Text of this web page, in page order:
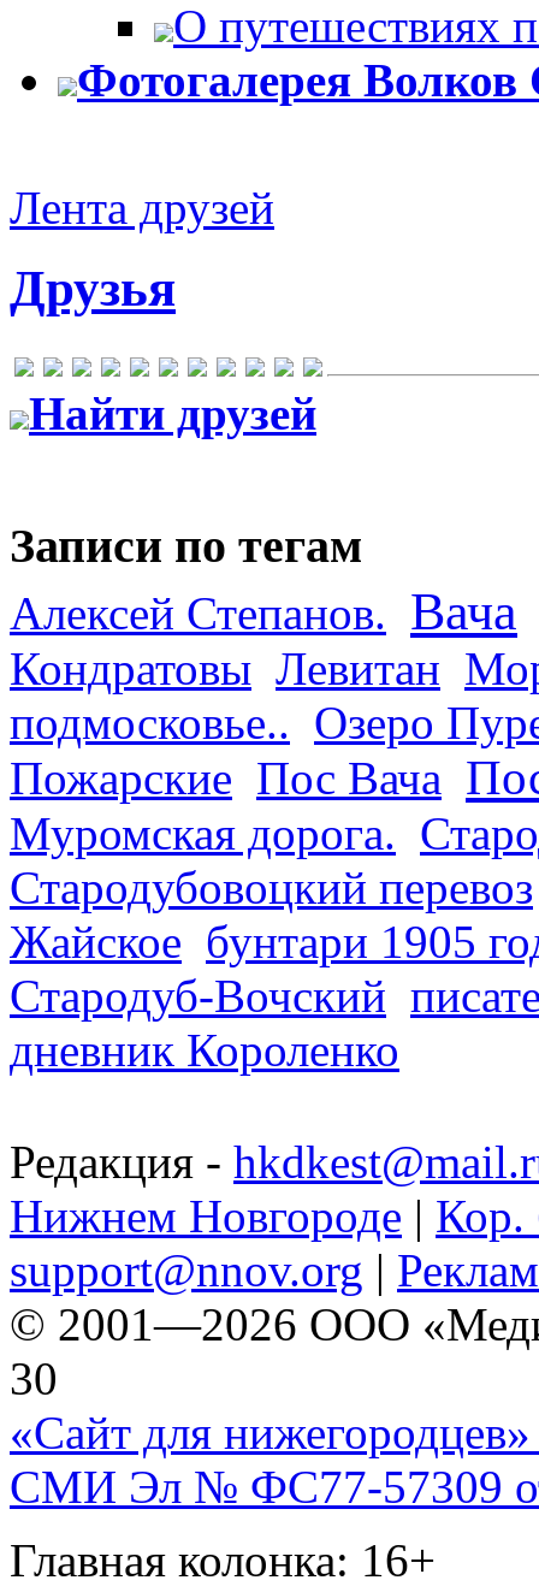
О путешествиях
Фотогалерея Волков
Лента друзей
Друзья
Найти друзей
Записи по тегам
Алексей Степанов. Вача
Кондратовы Левитан
подмосковье.. Озеро
Пожарские Пос Вача
Муромская дорога.
Стародубовоцкий перевоз
Жайское бунтари 1905
Стародуб-Вочский
дневник Короленко
Редакция -
Нижнем Новгороде | Кор.
support@nnov.org |
© 2001—2026 ООО
30
«Сайт для нижегородцев»
СМИ Эл № ФС77-57309
Главная колонка: 16+